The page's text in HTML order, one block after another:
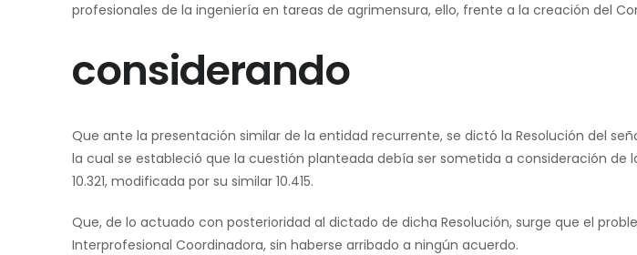
profesionales de la ingeniería en tareas de agrimensura, ello, frente a la creación del
considerando
Que ante la presentación similar de la entidad recurrente, se dictó la Resolución del
la cual se estableció que la cuestión planteada debía ser sometida a consideración
10.321, modificada por su similar 10.415.
Que, de lo actuado con posterioridad al dictado de dicha Resolución, surge que el
Interprofesional Coordinadora, sin haberse arribado a ningún acuerdo.